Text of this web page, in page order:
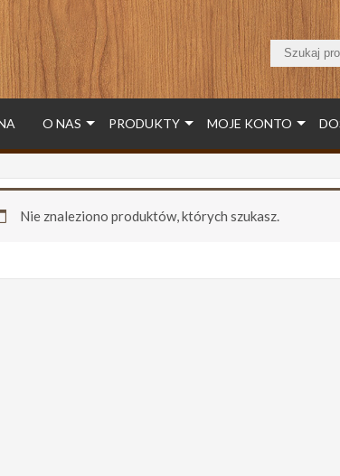
O NAS PRODUKTY MOJE KONTO
Nie znaleziono produktów, których szukasz.